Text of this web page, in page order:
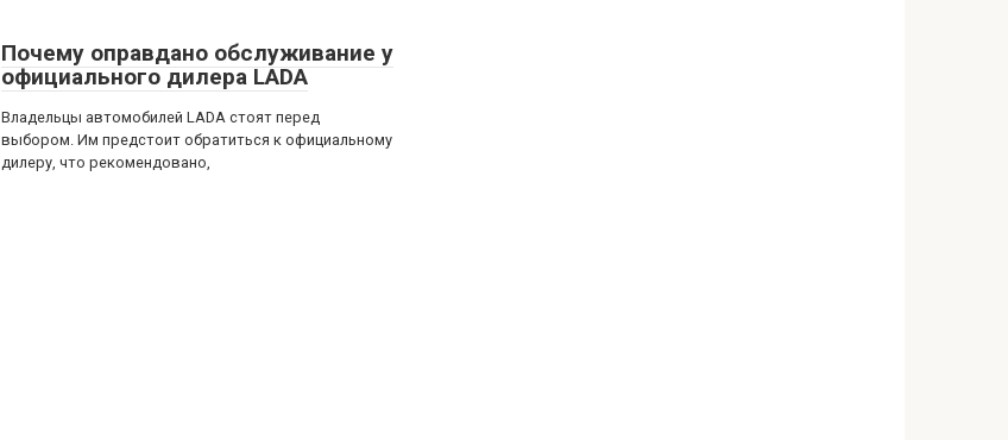
Почему оправдано обслуживание у
официального дилера LADA
Владельцы автомобилей LADA стоят перед
выбором. Им предстоит обратиться к официальному
дилеру, что рекомендовано,